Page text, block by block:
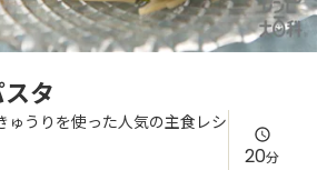
問い合わせ
タ
ゅうりを使った人気の主食レシ
20分